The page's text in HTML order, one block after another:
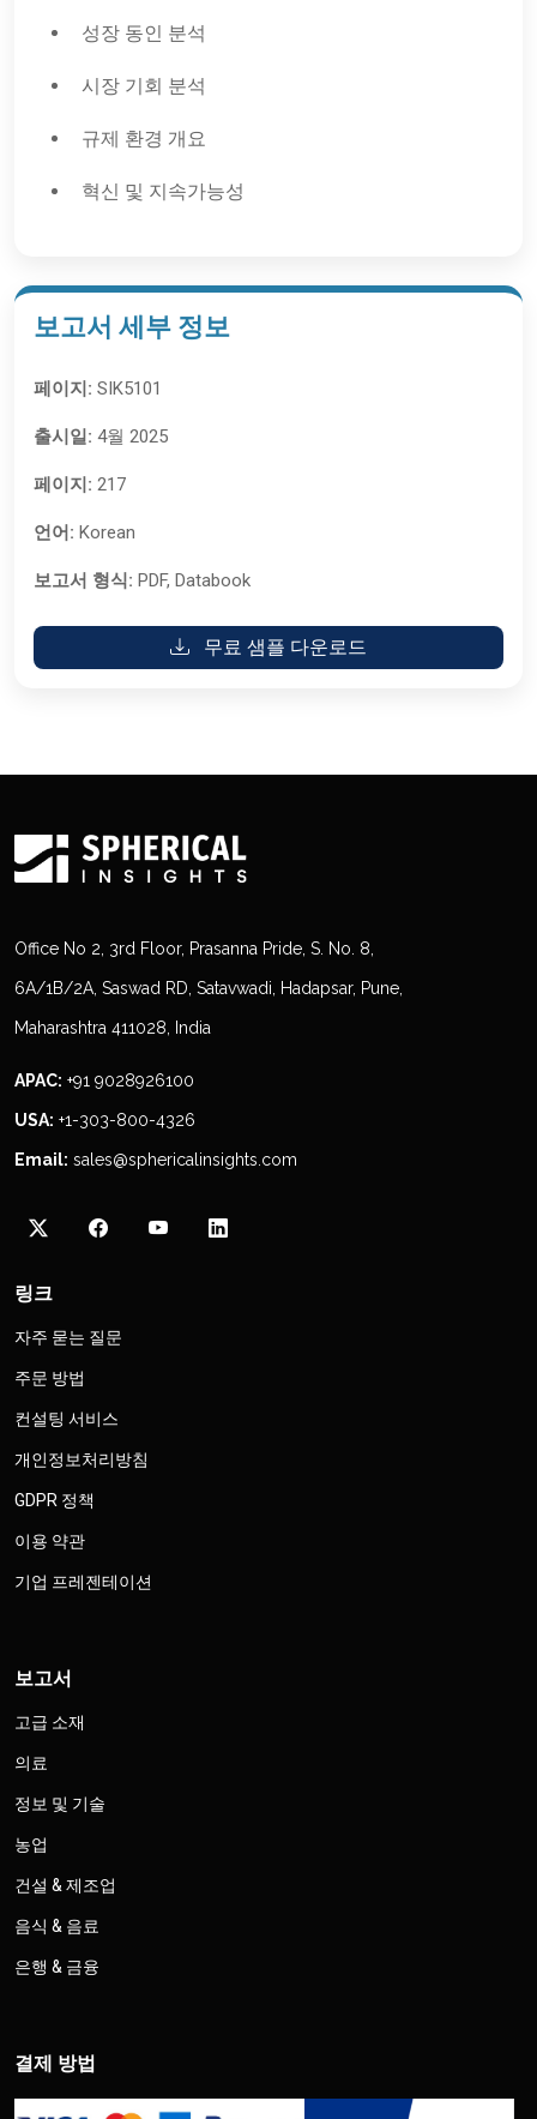
성장 동인 분석
시장 기회 분석
규제 환경 개요
혁신 및 지속가능성
보고서 세부 정보
페이지: SIK5101
출시일: 4월 2025
페이지: 217
언어: Korean
보고서 형식: PDF, Databook
무료 샘플 다운로드
Office No 2, 3rd Floor, Prasanna Pride, S. No. 8,
6A/1B/2A, Saswad RD, Satavwadi, Hadapsar, Pune,
Maharashtra 411028, India
APAC: +91 9028926100
USA: +1-303-800-4326
Email: sales@sphericalinsights.com
링크
자주 묻는 질문
주문 방법
컨설팅 서비스
개인정보처리방침
GDPR 정책
이용 약관
기업 프레젠테이션
보고서
고급 소재
의료
정보 및 기술
농업
건설 & 제조업
음식 & 음료
은행 & 금융
결제 방법